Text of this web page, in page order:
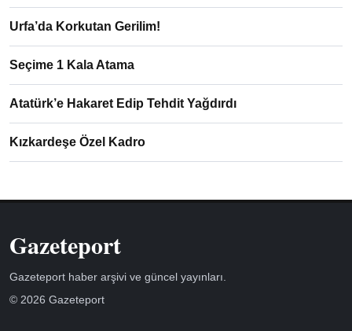
Urfa’da Korkutan Gerilim!
Seçime 1 Kala Atama
Atatürk’e Hakaret Edip Tehdit Yağdırdı
Kızkardeşe Özel Kadro
Gazeteport
Gazeteport haber arşivi ve güncel yayınları.
© 2026 Gazeteport